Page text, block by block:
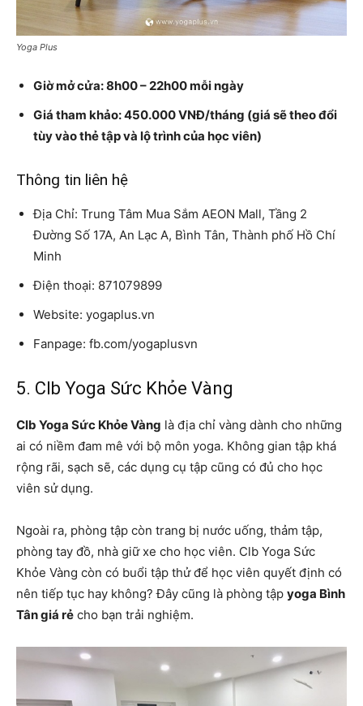
Yoga Plus
Giờ mở cửa: 8h00 – 22h00 mỗi ngày
Giá tham khảo: 450.000 VNĐ/tháng (giá sẽ theo đổi
tùy vào thẻ tập và lộ trình của học viên)
Thông tin liên hệ
Địa Chỉ: Trung Tâm Mua Sắm AEON Mall, Tầng 2
Đường Số 17A, An Lạc A, Bình Tân, Thành phố Hồ Chí
Minh
Điện thoại: 871079899
Website: yogaplus.vn
Fanpage: fb.com/yogaplusvn
5. Clb Yoga Sức Khỏe Vàng
Clb Yoga Sức Khỏe Vàng là địa chỉ vàng dành cho những
ai có niềm đam mê với bộ môn yoga. Không gian tập khá
rộng rãi, sạch sẽ, các dụng cụ tập cũng có đủ cho học
viên sử dụng.
Ngoài ra, phòng tập còn trang bị nước uống, thảm tập,
phòng tay đồ, nhà giữ xe cho học viên. Clb Yoga Sức
Khỏe Vàng còn có buổi tập thử để học viên quyết định có
nên tiếp tục hay không? Đây cũng là phòng tập yoga Bình
Tân giá rẻ cho bạn trải nghiệm.